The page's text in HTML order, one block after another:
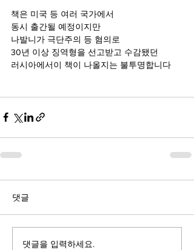
책은 미국 등 여러 국가에서
동시 출간될 예정이지만
나발니가 극단주의 등 혐의로
30년 이상 징역형을 선고받고 수감됐던
러시아에서이 책이 나올지는 불투명합니다
댓글
댓글을 입력하세요.